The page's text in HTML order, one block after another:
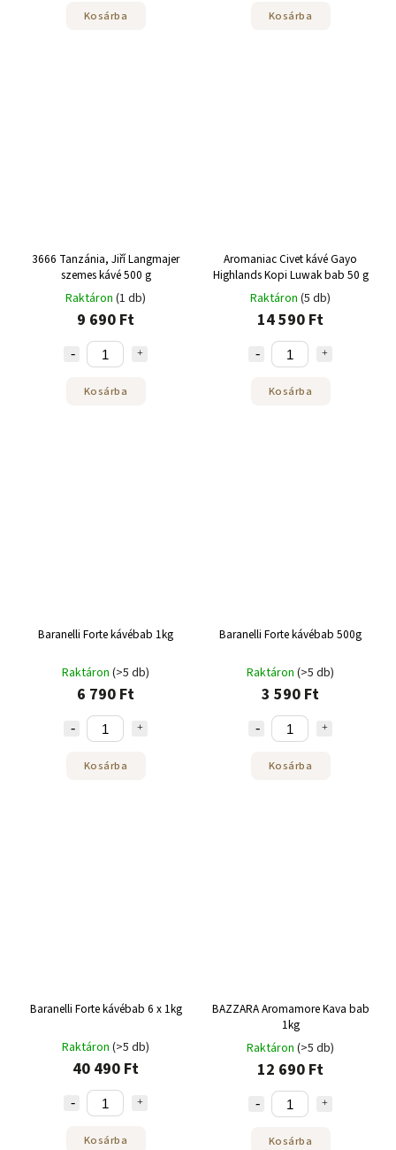
Kosárba Kosárba
3666 Tanzánia, Jiří Langmajer
szemes kávé 500 g
Raktáron (1 db)
9 690 Ft
Kosárba
Aromaniac Civet kávé Gayo
Highlands Kopi Luwak bab 50 g
Raktáron (5 db)
14 590 Ft
Kosárba
Baranelli Forte kávébab 1kg
Raktáron (>5 db)
6 790 Ft
Kosárba
Baranelli Forte kávébab 500g
Raktáron (>5 db)
3 590 Ft
Kosárba
Baranelli Forte kávébab 6 x 1kg
Raktáron (>5 db)
40 490 Ft
Kosárba
BAZZARA Aromamore Kava bab
1kg
Raktáron (>5 db)
12 690 Ft
Kosárba